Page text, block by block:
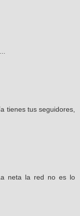
tienes tus seguidores,
neta la red no es lo